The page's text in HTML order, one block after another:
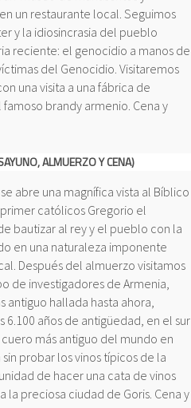
un restaurante local. Seguimos
y la idiosincrasia del pueblo
reciente: el genocidio a manos de
del Genocidio. Visitaremos
una visita a una fábrica de
brandy armenio. Cena y
ALMUERZO Y CENA)
abre una magnífica vista al Bíblico
católicos Gregorio el
bautizar al rey y el pueblo con la
en una naturaleza imponente
Después del almuerzo visitamos
de investigadores de Armenia,
antiguo hallada hasta ahora,
años de antigüedad, en el sur
más antiguo del mundo en
probar los vinos típicos de la
de hacer una cata de vinos
la preciosa ciudad de Goris. Cena y